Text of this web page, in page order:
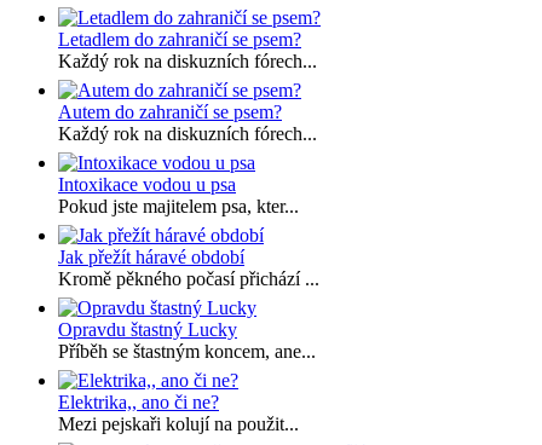
Letadlem do zahraničí se psem?
Každý rok na diskuzních fórech...
Autem do zahraničí se psem?
Každý rok na diskuzních fórech...
Intoxikace vodou u psa
Pokud jste majitelem psa, kter...
Jak přežít háravé období
Kromě pěkného počasí přichází ...
Opravdu štastný Lucky
Příběh se štastným koncem, ane...
Elektrika,, ano či ne?
Mezi pejskaři kolují na použit...